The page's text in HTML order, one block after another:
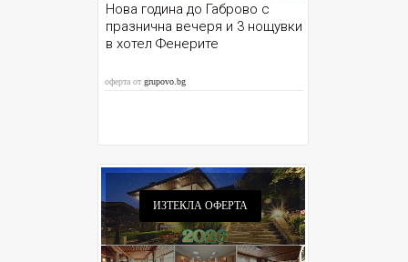
Нова година до Габрово с
празнична вечеря и 3 нощувки
в хотел Фенерите
оферта отgrupovo.bg
ИЗТЕКЛА ОФЕРТА